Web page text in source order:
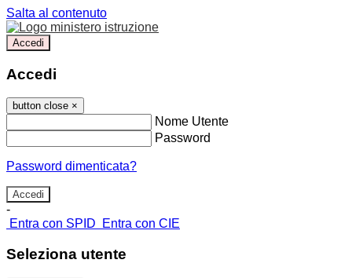
Salta al contenuto
Accedi
Accedi
button close ×
Nome Utente
Password
Password dimenticata?
-
Entra con SPID
Entra con CIE
Seleziona utente